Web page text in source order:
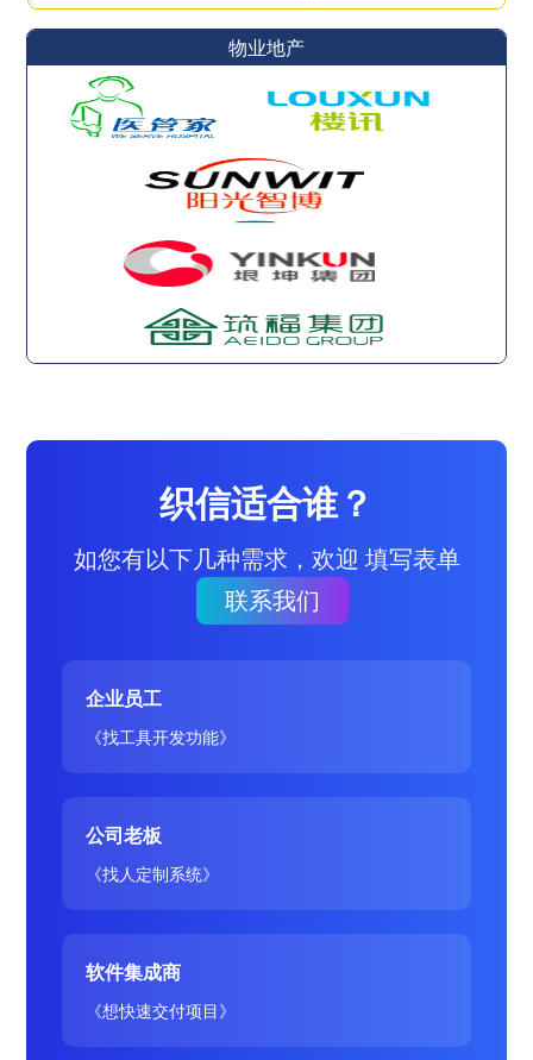
物业地产
织信适合谁？
如您有以下几种需求，欢迎 填写表单
联系我们
企业员工
《找工具开发功能》
公司老板
《找人定制系统》
软件集成商
《想快速交付项目》